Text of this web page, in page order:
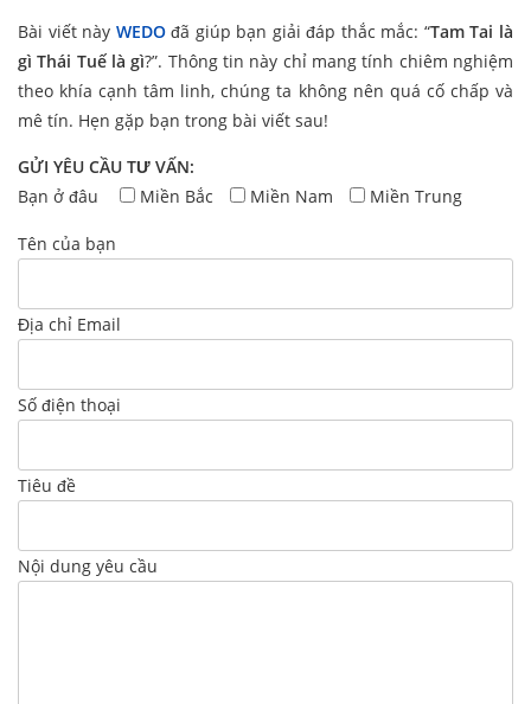
Bài viết này WEDOđã giúp bạn giải đáp thắc mắc: “Tam Tai là
gì Thái Tuế là gì?”. Thông tin này chỉ mang tính chiêm nghiệm
theo khía cạnh tâm linh, chúng ta không nên quá cố chấp và
mê tín. Hẹn gặp bạn trong bài viết sau!
GỬI YÊU CẦU TƯ VẤN:
Bạn ở đâu
Miền Bắc Miền Nam Miền Trung
Tên của bạn
Địa chỉ Email
Số điện thoại
Tiêu đề
Nội dung yêu cầu